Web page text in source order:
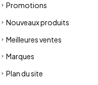
Promotions
Nouveaux produits
Meilleures ventes
Marques
Plan du site